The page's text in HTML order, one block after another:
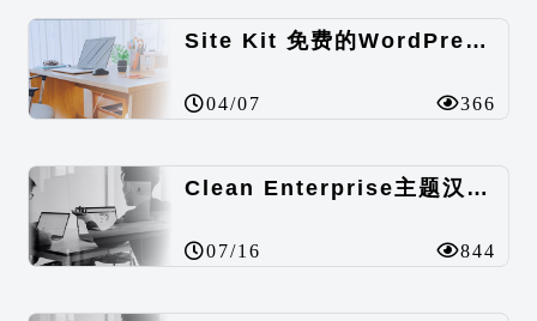
Site Kit 免费的WordPress数据统计插件
04/07 366
Clean Enterprise主题汉化包
07/16 844